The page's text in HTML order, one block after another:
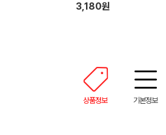
3,180원
상품정보 기본정보